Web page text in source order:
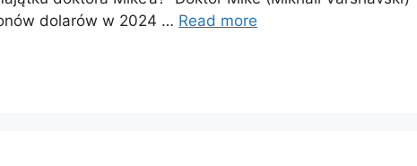
dolarów w 2024 … Read more